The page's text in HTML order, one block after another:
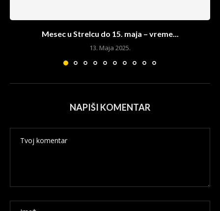
Mesec u Strelcu do 15. maja – vreme...
13. Maja 2025.
NAPIŠI KOMENTAR